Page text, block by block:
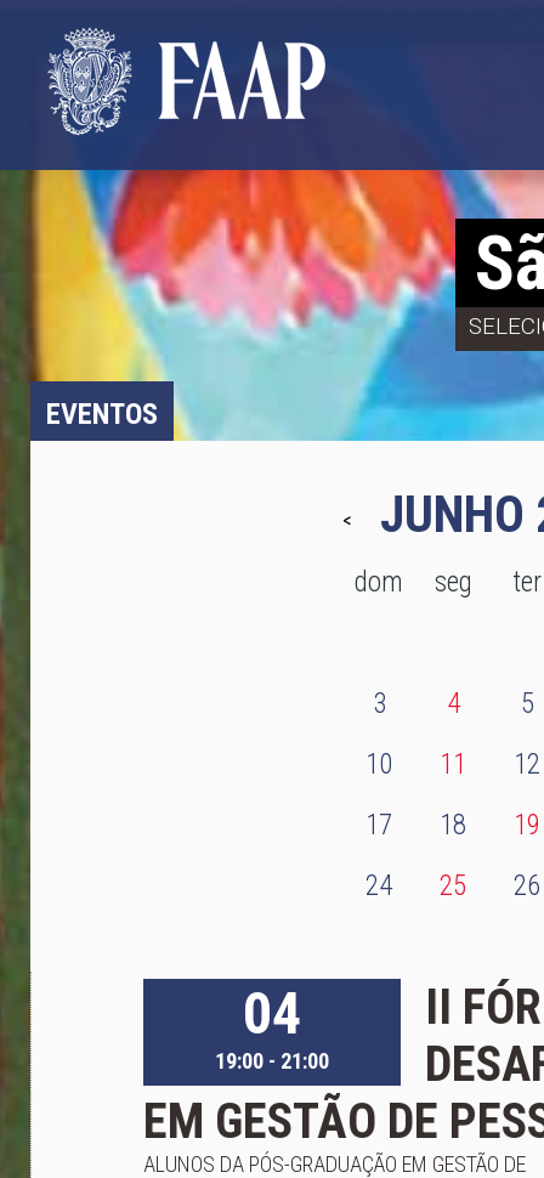
EVENTOS
< JUNHO
dom seg ter
3 4
5
10
11
12
17
18
19
24
25 26
04
19:00 - 21:00
II
EM GESTÃO DE
ALUNOS DA PÓS-GRADUAÇÃO EM GESTÃO DE